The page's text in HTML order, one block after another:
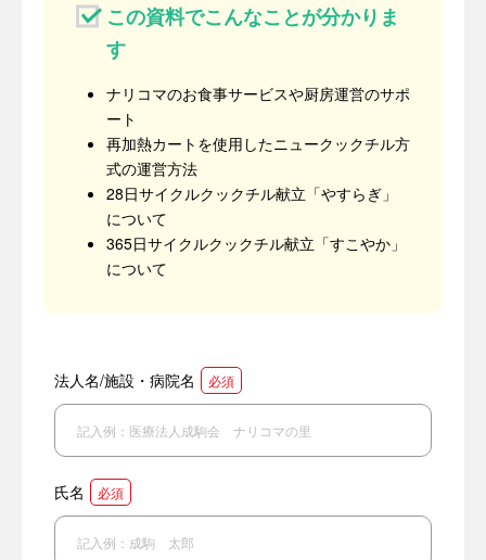
この資料でこんなことが分かりま
す
ナリコマのお食事サービスや厨房運営のサポ
ート
再加熱カートを使用したニュークックチル方
式の運営方法
28日サイクルクックチル献立「やすらぎ」
について
365日サイクルクックチル献立「すこやか」
について
法人名/施設・病院名 必須
氏名 必須